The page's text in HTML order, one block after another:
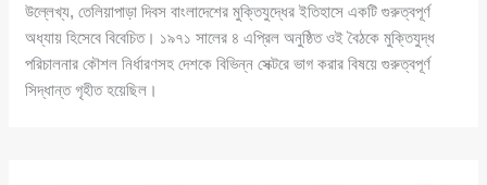
উল্লেখ্য, তেলিয়াপাড়া দিবস বাংলাদেশের মুক্তিযুদ্ধের ইতিহাসে একটি গুরুত্বপূর্ণ
অধ্যায় হিসেবে বিবেচিত। ১৯৭১ সালের ৪ এপ্রিল অনুষ্ঠিত ওই বৈঠকে মুক্তিযুদ্ধ
পরিচালনার কৌশল নির্ধারণসহ দেশকে বিভিন্ন সেক্টরে ভাগ করার বিষয়ে গুরুত্বপূর্ণ
সিদ্ধান্ত গৃহীত হয়েছিল।